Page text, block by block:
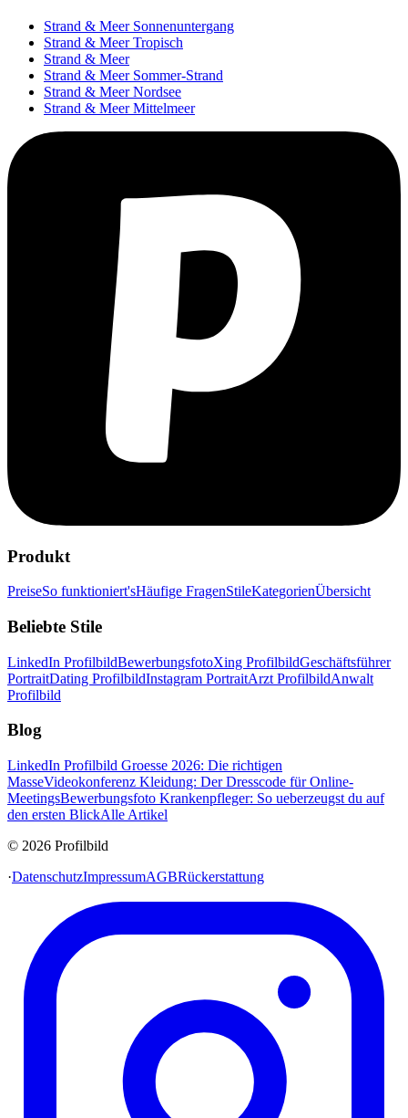
Strand & Meer Sonnenuntergang
Strand & Meer Tropisch
Strand & Meer
Strand & Meer Sommer-Strand
Strand & Meer Nordsee
Strand & Meer Mittelmeer
Produkt
PreiseSo funktioniert'sHäufige FragenStileKategorienÜbersicht
Beliebte Stile
LinkedIn ProfilbildBewerbungsfotoXing ProfilbildGeschäftsführer
PortraitDating ProfilbildInstagram PortraitArzt ProfilbildAnwalt
Profilbild
Blog
LinkedIn Profilbild Groesse 2026: Die richtigen
MasseVideokonferenz Kleidung: Der Dresscode für Online-
MeetingsBewerbungsfoto Krankenpfleger: So ueberzeugst du auf
den ersten BlickAlle Artikel
© 2026 Profilbild
·DatenschutzImpressumAGBRückerstattung